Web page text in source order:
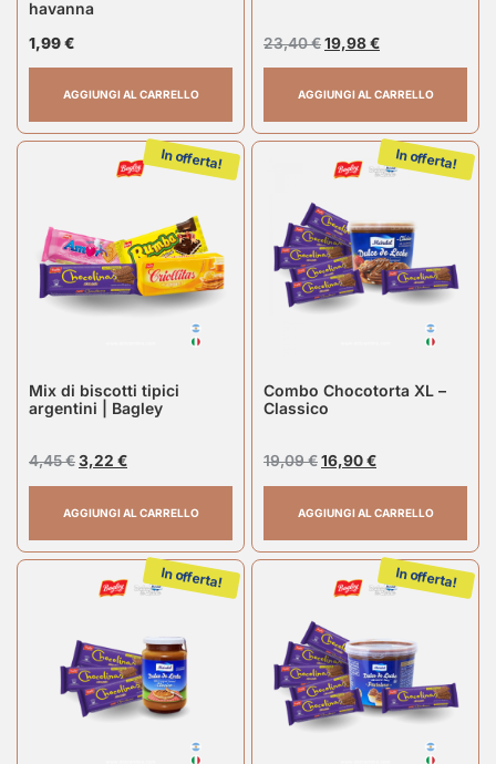
havanna
1,99€
AGGIUNGI AL CARRELLO
23,40€19,98€
AGGIUNGI AL CARRELLO
In offerta!
Mix di biscotti tipici
argentini | Bagley
4,45€3,22 €
AGGIUNGI AL CARRELLO
In offerta!
Combo Chocotorta XL –
Classico
19,09€16,90€
AGGIUNGI AL CARRELLO
In offerta! In offerta!